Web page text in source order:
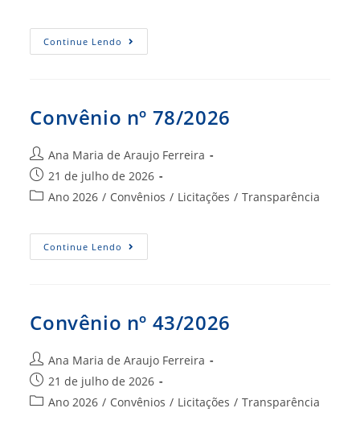
post:
Continue Lendo Convênio
Nº
Convênio nº 78/2026
Autor
do
post:
Ana Maria de Araujo Ferreira
Post
publicado:
21 de julho de 2026
Categoria
post:
Ano 2026 / Convênios / Licitações / Transparência
Continue Lendo Convênio
Nº
Convênio nº 43/2026
Autor
do
post:
Ana Maria de Araujo Ferreira
Post
publicado:
21 de julho de 2026
Categoria
Ano 2026 / Convênios / Licitações / Transparência